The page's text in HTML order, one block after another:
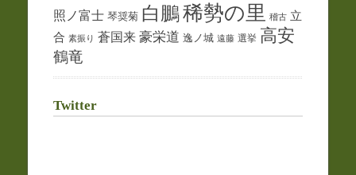
照ノ富士 琴奨菊 白鵬稀勢の里 稽古 立
合 素振り 蒼国来 豪栄道 逸ノ城 遠藤 選挙 高安
鶴竜
Twitter